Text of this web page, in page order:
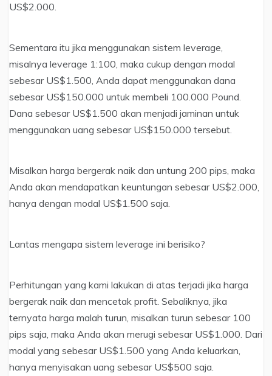
US$2.000.
Sementara itu jika menggunakan sistem leverage,
misalnya leverage 1:100, maka cukup dengan modal
sebesar US$1.500, Anda dapat menggunakan dana
sebesar US$150.000 untuk membeli 100.000 Pound.
Dana sebesar US$1.500 akan menjadi jaminan untuk
menggunakan uang sebesar US$150.000 tersebut.
Misalkan harga bergerak naik dan untung 200 pips, maka
Anda akan mendapatkan keuntungan sebesar US$2.000,
hanya dengan modal US$1.500 saja.
Lantas mengapa sistem leverage ini berisiko?
Perhitungan yang kami lakukan di atas terjadi jika harga
bergerak naik dan mencetak profit. Sebaliknya, jika
ternyata harga malah turun, misalkan turun sebesar 100
pips saja, maka Anda akan merugi sebesar US$1.000. Dari
modal yang sebesar US$1.500 yang Anda keluarkan,
hanya menyisakan uang sebesar US$500 saja.